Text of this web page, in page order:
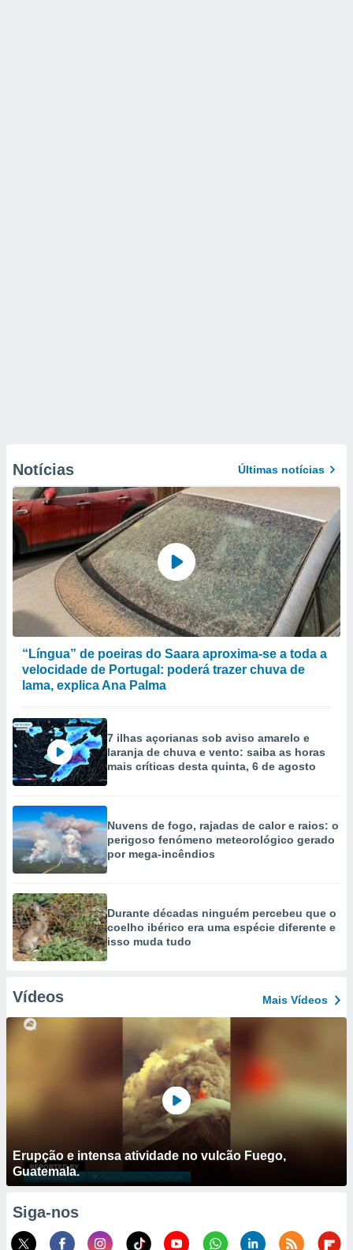
Notícias Últimas notícias
“Língua” de poeiras do Saara aproxima-se a toda a
velocidade de Portugal: poderá trazer chuva de
lama, explica Ana Palma
7 ilhas açorianas sob aviso amarelo e
laranja de chuva e vento: saiba as horas
mais críticas desta quinta, 6 de agosto
Nuvens de fogo, rajadas de calor e raios: o
perigoso fenómeno meteorológico gerado
por mega-incêndios
Durante décadas ninguém percebeu que o
coelho ibérico era uma espécie diferente e
isso muda tudo
Vídeos Mais Vídeos
Erupção e intensa atividade no vulcão Fuego,
Guatemala.
Siga-nos